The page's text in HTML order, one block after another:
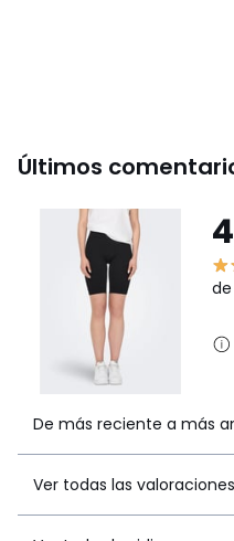
Últimos
De más reciente a más
Ver todas las valoraciones